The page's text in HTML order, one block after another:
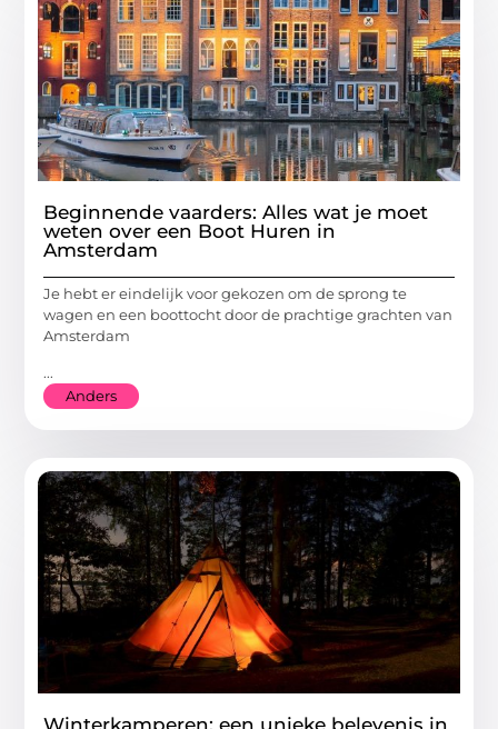
Beginnende vaarders: Alles wat je moet
weten over een Boot Huren in
Amsterdam
Je hebt er eindelijk voor gekozen om de sprong te
wagen en een boottocht door de prachtige grachten van
Amsterdam
...
Anders